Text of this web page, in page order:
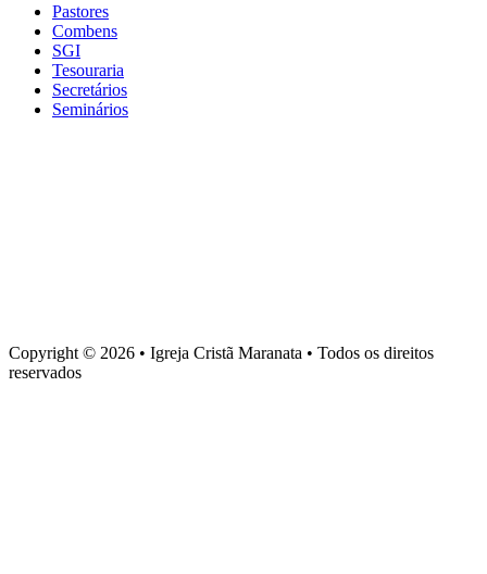
Pastores
Combens
SGI
Tesouraria
Secretários
Seminários
Copyright © 2026 • Igreja Cristã Maranata • Todos os direitos
reservados